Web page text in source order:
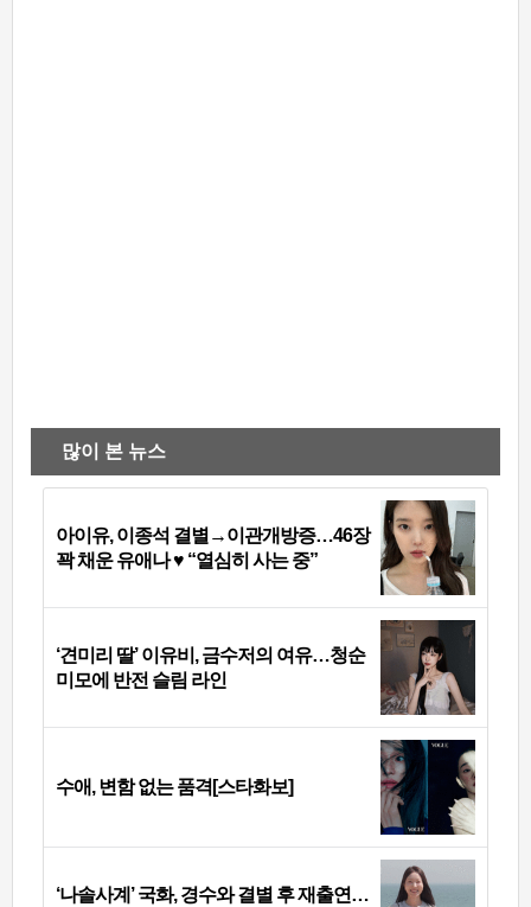
많이 본 뉴스
아이유, 이종석 결별→이관개방증…46장
꽉 채운 유애나 ♥ “열심히 사는 중”
‘견미리 딸’ 이유비, 금수저의 여유…청순
미모에 반전 슬림 라인
수애, 변함 없는 품격[스타화보]
‘나솔사계’ 국화, 경수와 결별 후 재출연…